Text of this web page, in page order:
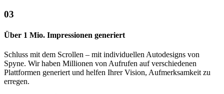
03
Über 1 Mio. Impressionen generiert
Schluss mit dem Scrollen – mit individuellen Autodesigns von
Spyne. Wir haben Millionen von Aufrufen auf verschiedenen
Plattformen generiert und helfen Ihrer Vision, Aufmerksamkeit zu
erregen.